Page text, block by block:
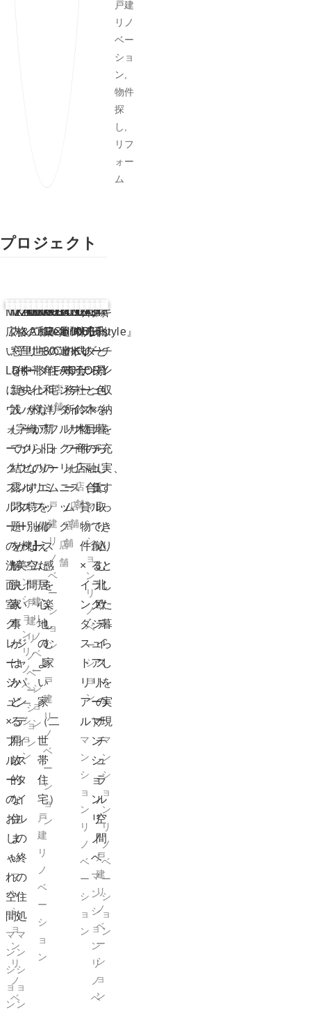
戸建
リノ
ベー
ショ
ン,
物件
探
し,
リフ
ォー
ム
プロジェクト
M210
広
い
LDK
に
ウ
ォ
ー
ク
ス
ル
ー
の
洗
面
室
グ
レ
ー
ジ
ュ
×
ブ
ル
ー
の
お
し
ゃ
れ
空
間
マ
ン
シ
ョ
ン
M211
内
窓
を
新
設
し
て
結
露
問
題
を
解
決！
家
事
が
は
か
ど
る
開
放
的
な
住
ま
い
マ
ン
シ
ョ
ン
リ
ノ
ベ
K100
格
子
付
き
L
字
カ
ウ
ン
タ
ー
が
美
し
い
、
ジ
ャ
パ
ン
デ
ィ
ス
タ
イ
ル
の
終
の
住
処
マ
ン
シ
ョ
ン
A003
&ArtReform【千
里
中
央
パ
ー
ク
ヒ
ル
ズ
I
棟】
マ
ン
シ
ョ
ン
リ
ノ
ベ
ー
シ
ョ
ン
K079
グ
リ
ー
ン
が
織
り
な
す
特
別
な
空
間
戸
建
リ
ノ
ベ
ー
シ
ョ
ン
K082
二
世
帯
仕
様
か
ら
の
リ
フ
ォ
ー
ム
戸
建
リ
ノ
ベ
ー
シ
ョ
ン
K083
和
モ
ダ
ン
な
ア
ト
リ
エ
を
備
え
た
居
心
地
の
よ
い
家
（二
世
帯
住
宅）
戸
建
リ
ノ
ベ
ー
シ
ョ
ン
K084
築
80
年、
和
洋・
新
旧
の
ミ
ッ
ク
ス
感
を
楽
し
む
家
戸
建
リ
ノ
ベ
ー
シ
ョ
ン
K087
2×4
の
住
宅
リ
フ
ォ
ー
ム
戸
建
リ
ノ
ベ
ー
シ
ョ
ン
T009
CHIKU
CHIKU
FACTORY
店
舗
T012
足
達
デ
ン
タ
ル
ク
リ
ニ
ッ
ク
店
舗
T004
『0556style』
の
事
務
所
リ
フ
ォ
ー
ム
店
舗
T013
ア
イ
ナ
デ
イ
サ
ー
ビ
ス
店
舗
T014
株
式
会
社
鈴
木
商
店
店
舗
デ
ザ
イ
ナ
ー
ズ
物
件
へ
（賃
貸
物
件
×
イ
ン
ダ
ス
ト
リ
ア
ル）
マ
ン
シ
ョ
ン
リ
ノ
ベ
ー
シ
ョ
ン
和
モ
ダ
ン
と
木
目
の
融
合
マ
ン
シ
ョ
ン
リ
ノ
ベ
ー
シ
ョ
ン
グ
レ
ー
ジ
ュ
×
ナ
チ
ュ
ラ
ル
で
創
る
ラ
グ
ジ
ュ
ア
リ
ー
マ
ン
シ
ョ
ン
リ
ノ
ベ
マ
ン
シ
ョ
ン
リ
ノ
ベ
縁
側
と
景
色
を
暮
ら
し
に
取
り
込
む
北
欧
テ
イ
ス
ト
の
ナ
チ
ュ
ラ
ル
空
間
戸
建
リ
ノ
ベ
ー
シ
ョ
ン
キ
ッ
チ
ン
収
納
を
充
実、
す
っ
き
り
と
し
た
暮
ら
し
を
実
現
マ
ン
シ
ョ
ン
リ
ノ
ベ
ー
シ
ョ
ン